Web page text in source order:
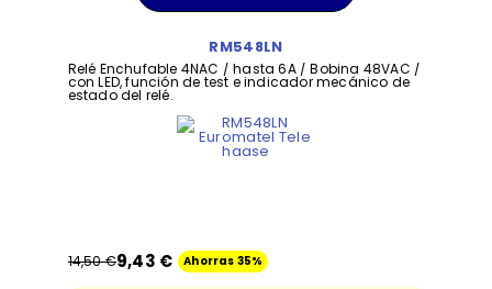
RM548LN
Relé Enchufable 4NAC / hasta 6A / Bobina 48VAC /
con LED, función de test e indicador mecánico de
estado del relé.
14,50 €9,43 € Ahorras 35%